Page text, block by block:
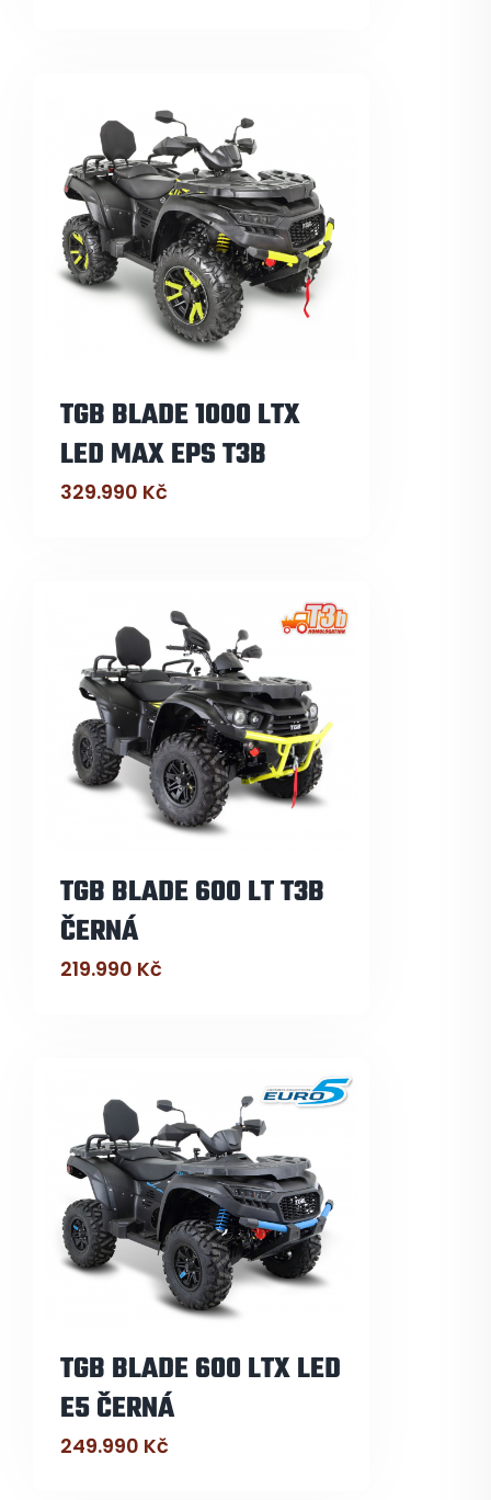
TGB BLADE 1000 LTX
LED MAX EPS T3B
329.990 Kč
TGB BLADE 600 LT T3B
ČERNÁ
219.990 Kč
TGB BLADE 600 LTX LED
E5 ČERNÁ
249.990 Kč